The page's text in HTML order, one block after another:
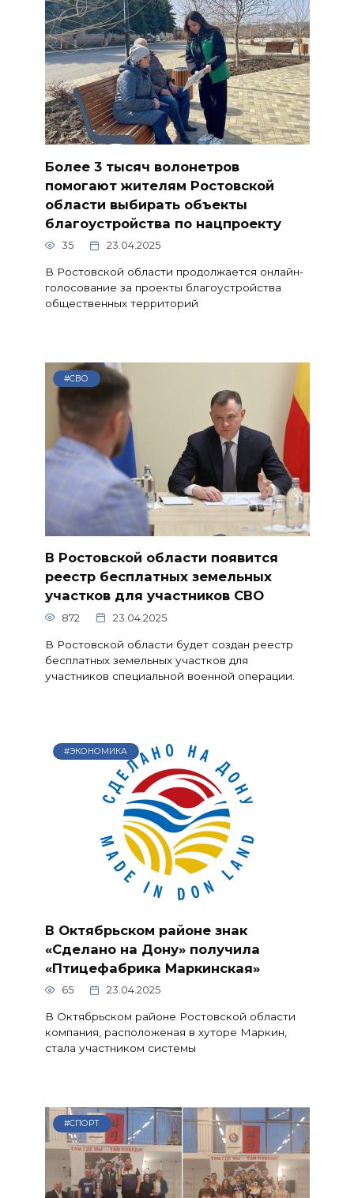
Более 3 тысяч волонетров
помогают жителям Ростовской
области выбирать объекты
благоустройства по нацпроекту
35 23.04.2025
В Ростовской области продолжается онлайн-
голосование за проекты благоустройства
общественных территорий
#СВО
В Ростовской области появится
реестр бесплатных земельных
участков для участников СВО
872 23.04.2025
В Ростовской области будет создан реестр
бесплатных земельных участков для
участников специальной военной операции.
#ЭКОНОМИКА
В Октябрьском районе знак
«Сделано на Дону» получила
«Птицефабрика Маркинская»
65 23.04.2025
В Октябрьском районе Ростовской области
компания, расположеная в хуторе Маркин,
стала участником системы
#СПОРТ